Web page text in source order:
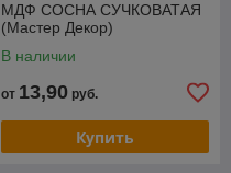
МДФ СОСНА СУЧКОВАТАЯ
(Мастер Декор)
В наличии
от 13,90 руб.
Купить